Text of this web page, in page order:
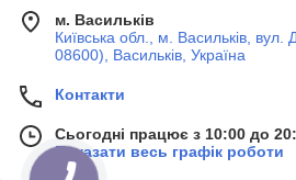
м. Васильків
Київська обл., м. Васильків, вул.
08600), Васильків, Україна
Контакти
Сьогодні працює з 10:00 до
Показати весь графік роботи